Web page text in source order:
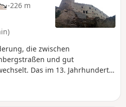
-226 m
die zwischen
und gut
Das im 13. Jahrhundert
dieser achtförmigen
Sie schöne Ausblicke.